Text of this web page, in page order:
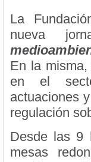
La
nueva
En la
en el
actuaciones
regulación
Desde las 9
mesas